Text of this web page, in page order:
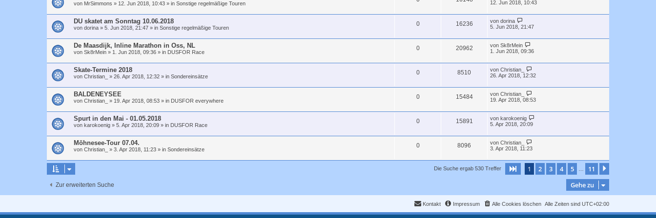
von MrSimmons » 12. Jun 2018, 10:43 » in Sonstige regelmäßige Touren 12. Jun 2018, 10:43
DU skatet am Sonntag 10.06.2018
von dorina » 5. Jun 2018, 21:47 » in Sonstige regelmäßige Touren
0 16236 von dorina
5. Jun 2018, 21:47
De Maasdijk, Inline Marathon in Oss, NL
von Sk8rMein » 1. Jun 2018, 09:36 » in DUSFOR Race
0 20962 von Sk8rMein
1. Jun 2018, 09:36
Skate-Termine 2018
von Christian_ » 26. Apr 2018, 12:32 » in Sondereinsätze
0 8510 von Christian_
26. Apr 2018, 12:32
BALDENEYSEE
von Christian_ » 19. Apr 2018, 08:53 » in DUSFOR everywhere
0 15484 von Christian_
19. Apr 2018, 08:53
Spurt in den Mai - 01.05.2018
von karokoenig » 5. Apr 2018, 20:09 » in DUSFOR Race
0 15891 von karokoenig
5. Apr 2018, 20:09
Möhnesee-Tour 07.04.
von Christian_ » 3. Apr 2018, 11:23 » in Sondereinsätze
0 8096 von Christian_
3. Apr 2018, 11:23
Die Suche ergab 530 Treffer Seite von11
1 2 3 4 5 11
Zur erweiterten Suche Gehe zu
Alle Zeiten sind UTC+02:00
Alle Cookies löschen
Impressum
Kontakt